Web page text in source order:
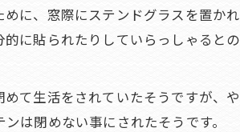
に、窓際にステンドグラスを置かれ
に貼られたりしていらっしゃるとの
て生活をされていたそうですが、や
は閉めない事にされたそうです。